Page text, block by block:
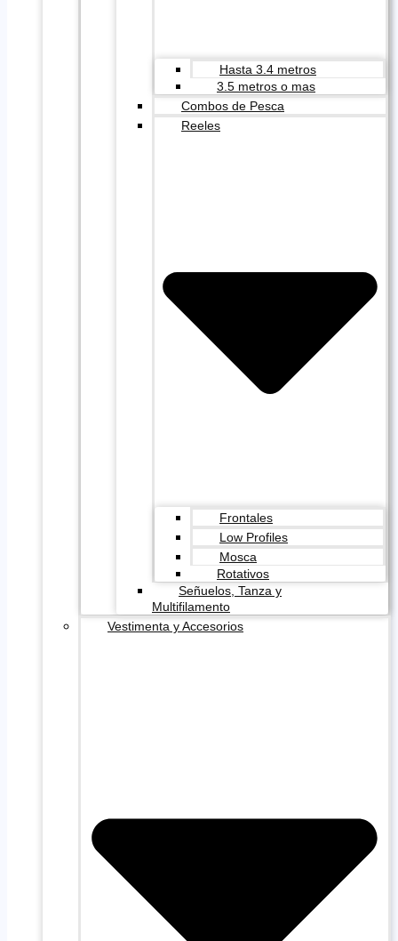
Hasta 3.4 metros
3.5 metros o mas
Combos de Pesca
Reeles
Frontales
Low Profiles
Mosca
Rotativos
Señuelos, Tanza y
Multifilamento
Vestimenta y Accesorios